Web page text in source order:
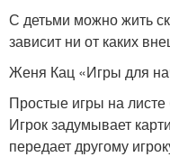
С детьми можно жить
зависит ни от каких
Женя Кац «Игры для
Простые игры на
Игрок задумывает
передает другому